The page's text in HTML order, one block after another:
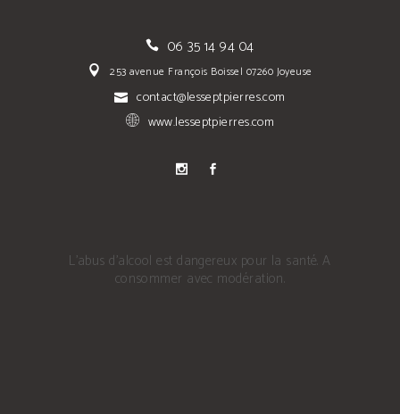
06 35 14 94 04
253 avenue François Boissel 07260 Joyeuse
contact@lesseptpierres.com
www.lesseptpierres.com
L'abus d'alcool est dangereux pour la santé. A
consommer avec modération.